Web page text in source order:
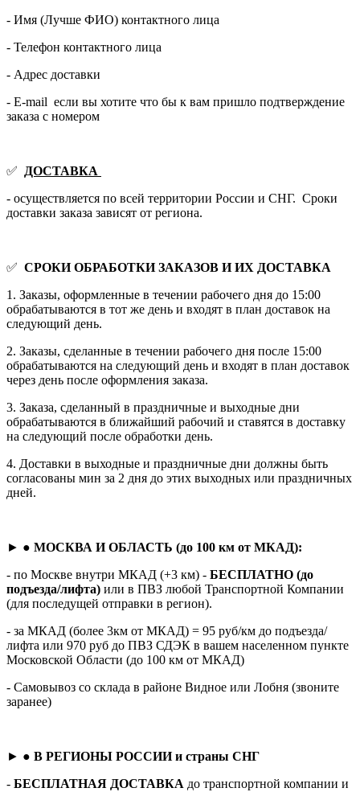
- Имя (Лучше ФИО) контактного лица
- Телефон контактного лица
- Адрес доставки
- E-mail если вы хотите что бы к вам пришло подтверждение
заказа с номером
✅
ДОСТАВКА
- осуществляется по всей территории России и СНГ. Сроки
доставки заказа зависят от региона.
✅ СРОКИ ОБРАБОТКИ ЗАКАЗОВ И ИХ ДОСТАВКА
1. Заказы, оформленные в течении рабочего дня до 15:00
обрабатываются в тот же день и входят в план доставок на
следующий день.
2. Заказы, сделанные в течении рабочего дня после 15:00
обрабатываются на следующий день и входят в план доставок
через день после оформления заказа.
3. Заказа, сделанный в праздничные и выходные дни
обрабатываются в ближайший рабочий и ставятся в доставку
на следующий после обработки день.
4. Доставки в выходные и праздничные дни должны быть
согласованы мин за 2 дня до этих выходных или праздничных
дней.
► ● МОСКВА И ОБЛАСТЬ (до 100 км от МКАД):
- по Москве внутри МКАД (+3 км) - БЕСПЛАТНО (до
подъезда/лифта) или в ПВЗ любой Транспортной Компании
(для последущей отправки в регион).
- за МКАД (более 3км от МКАД) = 95 руб/км до подъезда/
лифта или 970 руб до ПВЗ СДЭК в вашем населенном пункте
Московской Области (до 100 км от МКАД)
- Самовывоз со склада в районе Видное или Лобня (звоните
заранее)
► ● В РЕГИОНЫ РОССИИ и страны СНГ
- БЕСПЛАТНАЯ ДОСТАВКА до транспортной компании и